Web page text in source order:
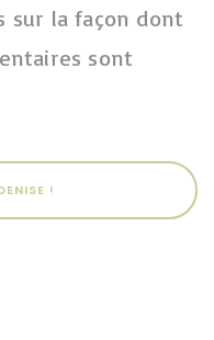
sur la façon dont
sont
!